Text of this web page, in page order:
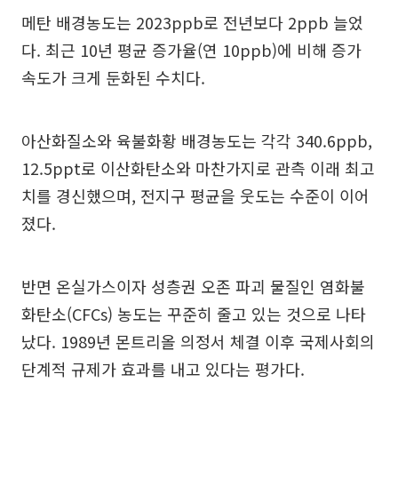
메탄 배경농도는 2023ppb로 전년보다 2ppb 늘었
다. 최근 10년 평균 증가율(연 10ppb)에 비해 증가
속도가 크게 둔화된 수치다.
아산화질소와 육불화황 배경농도는 각각 340.6ppb,
12.5ppt로 이산화탄소와 마찬가지로 관측 이래 최고
치를 경신했으며, 전지구 평균을 웃도는 수준이 이어
졌다.
반면 온실가스이자 성층권 오존 파괴 물질인 염화불
화탄소(CFCs) 농도는 꾸준히 줄고 있는 것으로 나타
났다. 1989년 몬트리올 의정서 체결 이후 국제사회의
단계적 규제가 효과를 내고 있다는 평가다.